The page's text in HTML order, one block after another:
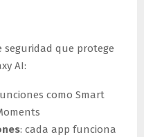
seguridad que protege
AI:
como Smart
: cada app funciona